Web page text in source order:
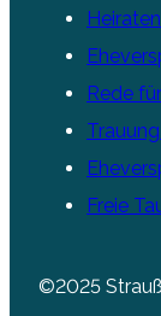
Rede
Freie
©2025